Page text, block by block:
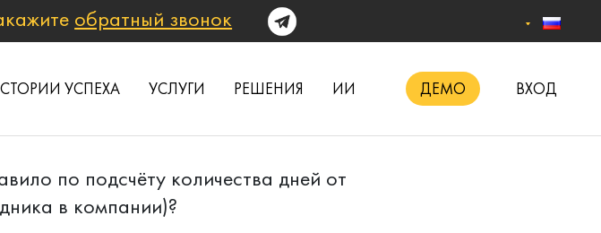
обратный звонок
УСПЕХА УСЛУГИ РЕШЕНИЯ ИИ ДЕМО ВХОД
по подсчёту количества дней от
в компании)?